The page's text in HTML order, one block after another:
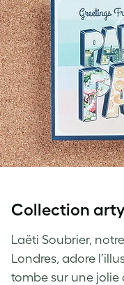
Collection
Laëti Soubrier,
Londres, adore
tombe sur une jolie